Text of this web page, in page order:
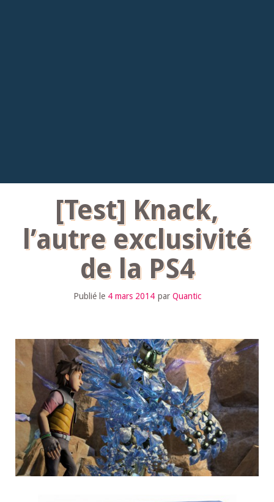
[Test] Knack,
l’autre exclusivité
de la PS4
Publié le 4 mars 2014 par Quantic